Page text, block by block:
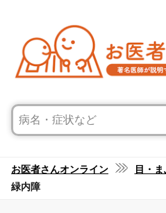
お医者さんオンライン
目・
緑内障